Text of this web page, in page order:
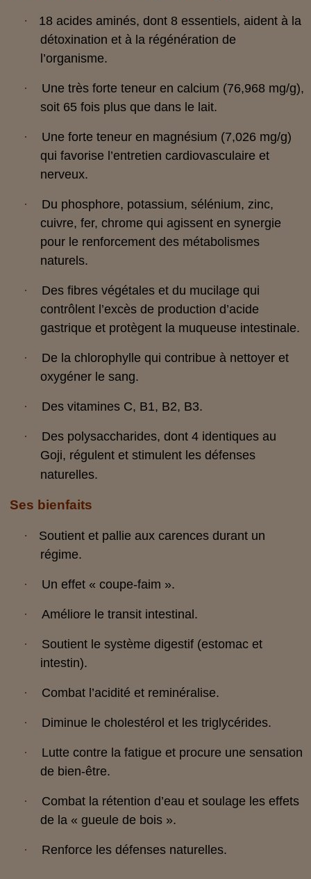
·
18 acides aminés, dont 8 essentiels, aident à la
détoxination et à la régénération de
l’organisme.
·
Une très forte teneur en calcium (76,968 mg/g),
soit 65 fois plus que dans le lait.
·
Une forte teneur en magnésium (7,026 mg/g)
qui favorise l’entretien cardiovasculaire et
nerveux.
·
Du phosphore, potassium, sélénium, zinc,
cuivre, fer, chrome qui agissent en synergie
pour le renforcement des métabolismes
naturels.
·
Des fibres végétales et du mucilage qui
contrôlent l’excès de production d’acide
gastrique et protègent la muqueuse intestinale.
·
De la chlorophylle qui contribue à nettoyer et
oxygéner le sang.
· Des vitamines C, B1, B2, B3.
·
Des polysaccharides, dont 4 identiques au
Goji, régulent et stimulent les défenses
naturelles.
Ses bienfaits
·
Soutient et pallie aux carences durant un
régime.
· Un effet « coupe-faim ».
· Améliore le transit intestinal.
·
Soutient le système digestif (estomac et
intestin).
· Combat l’acidité et reminéralise.
· Diminue le cholestérol et les triglycérides.
·
Lutte contre la fatigue et procure une sensation
de bien-être.
·
Combat la rétention d’eau et soulage les effets
de la « gueule de bois ».
· Renforce les défenses naturelles.